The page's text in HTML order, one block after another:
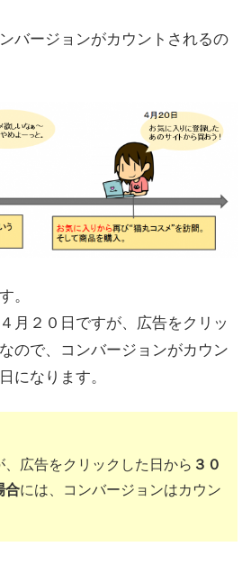
バージョンがカウントされるの
。
月２０日ですが、広告をクリッ
ので、コンバージョンがカウン
になります。
広告をクリックした日から ３０
合には、コンバージョンはカウン